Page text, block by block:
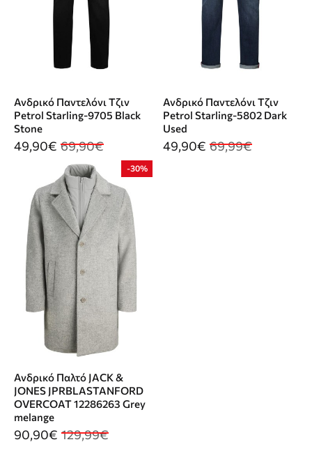
Ανδρικό Παντελόνι Τζιν
Petrol Starling-9705 Black
Stone
49,90€ 69,90€
Ανδρικό Παντελόνι Τζιν
Petrol Starling-5802 Dark
Used
49,90€ 69,99€
-30%
Ανδρικό Παλτό JACK &
JONES JPRBLASTANFORD
OVERCOAT 12286263 Grey
melange
90,90€ 129,99€